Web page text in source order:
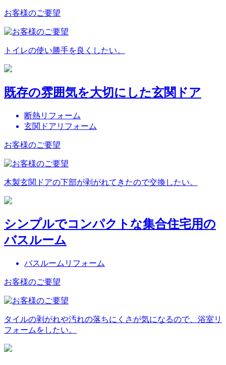
お客様のご要望
トイレの使い勝手を良くしたい。
既存の雰囲気を大切にした玄関ドア
断熱リフォーム
玄関ドアリフォーム
お客様のご要望
木製玄関ドアの下部が剥がれてきたので交換したい。
シンプルでコンパクトな集合住宅用の
バスルーム
バスルームリフォーム
お客様のご要望
タイルの剥がれや汚れの落ちにくさが気になるので、浴室リ
フォームをしたい。